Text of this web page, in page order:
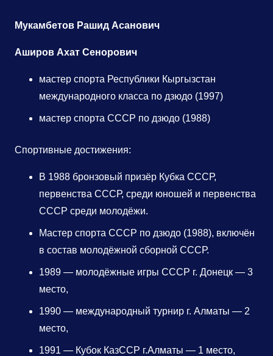
Мукамбетов Рашид Асанович
Аширов Ахат Сенорович
мастер спорта Республики Кыргызстан
международного класса по дзюдо (1997)
мастер спорта СССР по дзюдо (1988)
Спортивные достижения:
В 1988 бронзовый призёр Кубка СССР,
первенства СССР, среди юношей и первенства
СССР среди молодёжи.
Мастер спорта СССР по дзюдо (1988), включён
в состав молодёжной сборной СССР.
1989 — молодёжные игры СССР г. Донецк — 3
место,
1990 — международный турнир г. Алматы — 2
место,
1991 — Кубок КазССР г.Алматы — 1 место,